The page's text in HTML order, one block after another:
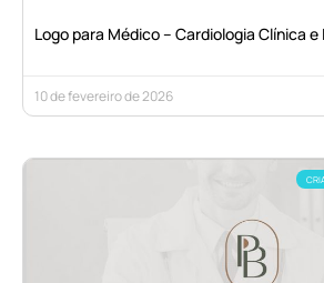
Logo para Médico – Cardiologia Clínica
10 de fevereiro de 2026